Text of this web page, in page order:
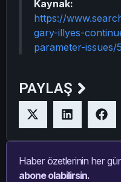
Kaynak:
https://
gary-illyes-
parameter-
PAYLAŞ
Haber özetlerinin her
abone olabilirsin.